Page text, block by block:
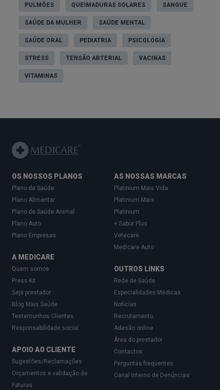
PULMÕES QUEIMADURAS SOLARES SANGUE
SAÚDE DA MULHER SAÚDE MENTAL
SAÚDE ORAL PEDIATRIA PSICOLOGIA
STRESS TENSÃO ARTERIAL VACINAS
VITAMINAS
OS NOSSOS PLANOS
Plano de Saúde
Plano Alimentar
Plano de Saúde Animal
Plano Auto
Plano Empresas
A MEDICARE
Quem somos
Press Kit
Seja prestador
Blog Mais Saúde
Testemunhos Clientes
Responsabilidade social
APOIO AO CLIENTE
Sugestões/Reclamações
Orçamentos e validação de
Faturas
AS NOSSAS MARCAS
Platinium Mais Vida
Platinium Mais
Platinium
+ Sabor Plus
Vetecare
Medicare Auto
OUTROS LINKS
Rede de Saúde
Especialidades Médicas
Notícias
Recrutamento
Adesão online
Área do prestador
Contactos
Perguntas frequentes
Canal Interno de Denúncias